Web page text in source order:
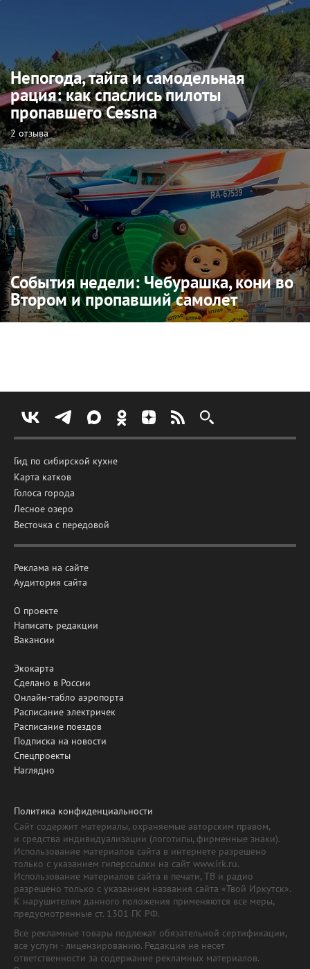
Непогода, тайга и самодельная
рация: как спаслись пилоты
пропавшего Cessna
2 отзыва
События недели: Чебурашка, кони во
Втором и пропавший самолет
Гид по сибирской кухне
Карта катков
Голоса города
Лесное озеро
Весточка с передовой
Реклама на сайте
Аудитория сайта
О проекте
Написать редакции
Вакансии
Экокарта
Сделано в России
Онлайн-табло аэропорта
Расписание электричек
Расписание поездов
Подписка на новости
Спецпроекты
Наглядно
Политика конфиденциальности
Сайт содержит материалы, охраняемые авторским правом,
и средства индивидуализации (логотипы, фирменные знаки).
Использование материалов сайта в интернете разрешено
только с указанием гиперссылки на сайт www.irk.ru.
Использование материалов сайта в печати, ТВ и радио
разрешено только с указанием названия сайта «Твой Иркутск».
К нарушителям данного положения применяются все меры,
предусмотренные ст. 1301 ГК РФ.
Все рекламные товары подлежат обязательной сертификации,
все услуги - лицензированию. Редакция не несет
ответственности за содержание рекламных материалов.